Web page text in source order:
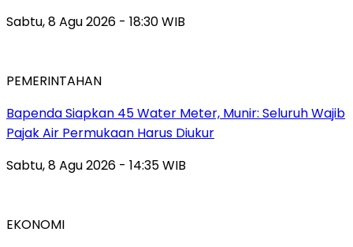
Sabtu, 8 Agu 2026 - 18:30 WIB
PEMERINTAHAN
‎Bapenda Siapkan 45 Water Meter, Munir: Seluruh Wajib
Pajak Air Permukaan Harus Diukur
Sabtu, 8 Agu 2026 - 14:35 WIB
EKONOMI